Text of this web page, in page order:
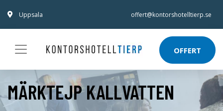
Uppsala offert@kontorshotelltierp.se
OFFERT
MÄRKTEJP KALLVATTEN